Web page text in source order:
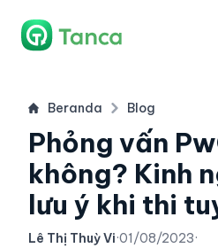
Beranda Blog
Phỏng vấn
không? Kinh
lưu ý khi thi
Lê Thị Thuỳ Vi·01/08/2023·